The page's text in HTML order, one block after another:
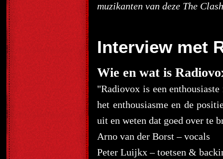
muzikanten van deze The
Interview met
Wie en wat is
"Radiovox is een
het enthousiasme en de
uit en weten dat goed over te
Arno van der Borst – vocals
Peter Luijkx – toetsen &